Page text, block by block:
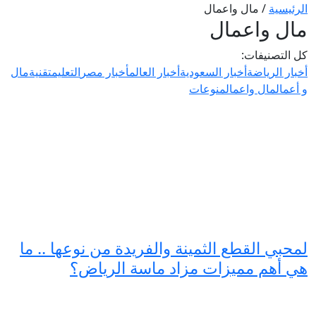
الرئيسية / مال واعمال
مال واعمال
كل التصنيفات:
أخبار الرياضةأخبار السعوديةأخبار العالمأخبار مصر التعليمتقنيةمال
و أعمالمال واعمالمنوعات
لمحبي القطع الثمينة والفريدة من نوعها .. ما
هي أهم مميزات مزاد ماسة الرياض؟